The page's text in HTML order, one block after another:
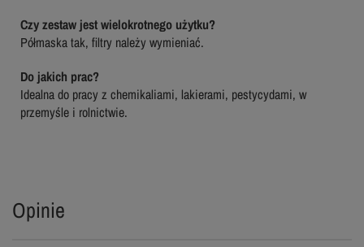
Czy zestaw jest wielokrotnego użytku?
Półmaska tak, filtry należy wymieniać.
Do jakich prac?
Idealna do pracy z chemikaliami, lakierami, pestycydami, w
przemyśle i rolnictwie.
Opinie